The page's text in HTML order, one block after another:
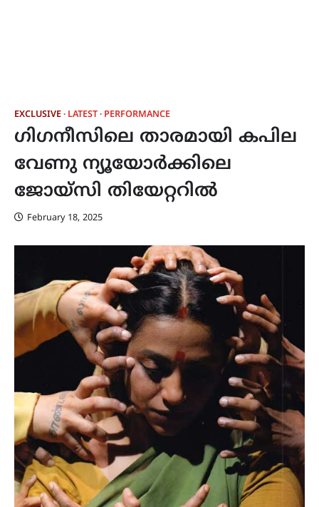
EXCLUSIVE LATEST PERFORMANCE
ഗിഗനീസിലെ താരമായി കപില
വേണു ന്യൂയോർക്കിലെ
ജോയ്‌സി തിയേറ്ററിൽ
February 18, 2025